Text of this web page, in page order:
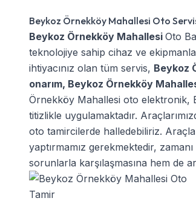
Beykoz Örnekköy Mahallesi Oto
Beykoz Örnekköy Mahallesi Oto
teknolojiye sahip cihaz ve
ihtiyacınız olan tüm servis, Beykoz
onarım, Beykoz Örnekköy
Örnekköy Mahallesi oto elektronik,
titizlikle uygulamaktadır.
oto tamircilerde halledebiliriz.
yaptırmamız gerekmektedir,
sorunlarla karşılaşmasına hem de